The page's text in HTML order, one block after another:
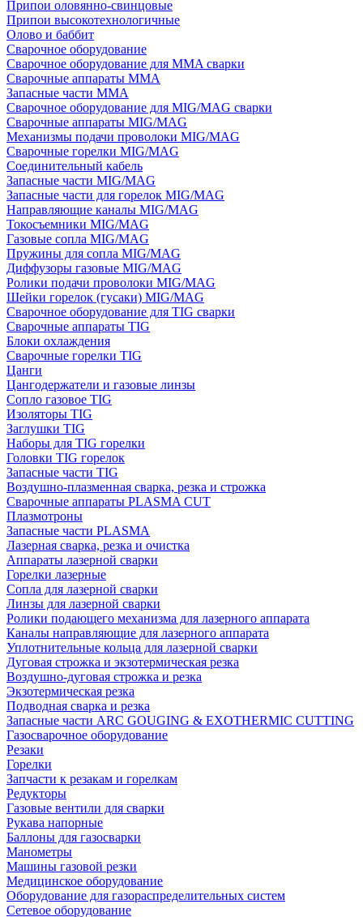
Припои оловянно-свинцовые
Припои высокотехнологичные
Олово и баббит
Сварочное оборудование
Сварочное оборудование для MMA сварки
Сварочные аппараты MMA
Запасные части MMA
Сварочное оборудование для MIG/MAG сварки
Сварочные аппараты MIG/MAG
Механизмы подачи проволоки MIG/MAG
Сварочные горелки MIG/MAG
Соединительный кабель
Запасные части MIG/MAG
Запасные части для горелок MIG/MAG
Направляющие каналы MIG/MAG
Токосъемники MIG/MAG
Газовые сопла MIG/MAG
Пружины для сопла MIG/MAG
Диффузоры газовые MIG/MAG
Ролики подачи проволоки MIG/MAG
Шейки горелок (гусаки) MIG/MAG
Сварочное оборудование для TIG сварки
Сварочные аппараты TIG
Блоки охлаждения
Сварочные горелки TIG
Цанги
Цангодержатели и газовые линзы
Сопло газовое TIG
Изоляторы TIG
Заглушки TIG
Наборы для TIG горелки
Головки TIG горелок
Запасные части TIG
Воздушно-плазменная сварка, резка и строжка
Сварочные аппараты PLASMA CUT
Плазмотроны
Запасные части PLASMA
Лазерная сварка, резка и очистка
Аппараты лазерной сварки
Горелки лазерные
Сопла для лазерной сварки
Линзы для лазерной сварки
Ролики подающего механизма для лазерного аппарата
Каналы направляющие для лазерного аппарата
Уплотнительные кольца для лазерной сварки
Дуговая строжка и экзотермическая резка
Воздушно-дуговая строжка и резка
Экзотермическая резка
Подводная сварка и резка
Запасные части ARC GOUGING & EXOTHERMIC CUTTING
Газосварочное оборудование
Резаки
Горелки
Запчасти к резакам и горелкам
Редукторы
Газовые вентили для сварки
Рукава напорные
Баллоны для газосварки
Манометры
Машины газовой резки
Медицинское оборудование
Оборудование для газораспределительных систем
Сетевое оборудование